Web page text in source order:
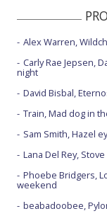
Alex Warren,
Carly Rae Jepsen,
night
David Bisbal,
Train, Mad dog in
Sam Smith, Hazel
Lana Del Rey, Stove
Phoebe Bridgers,
weekend
beabadoobee,